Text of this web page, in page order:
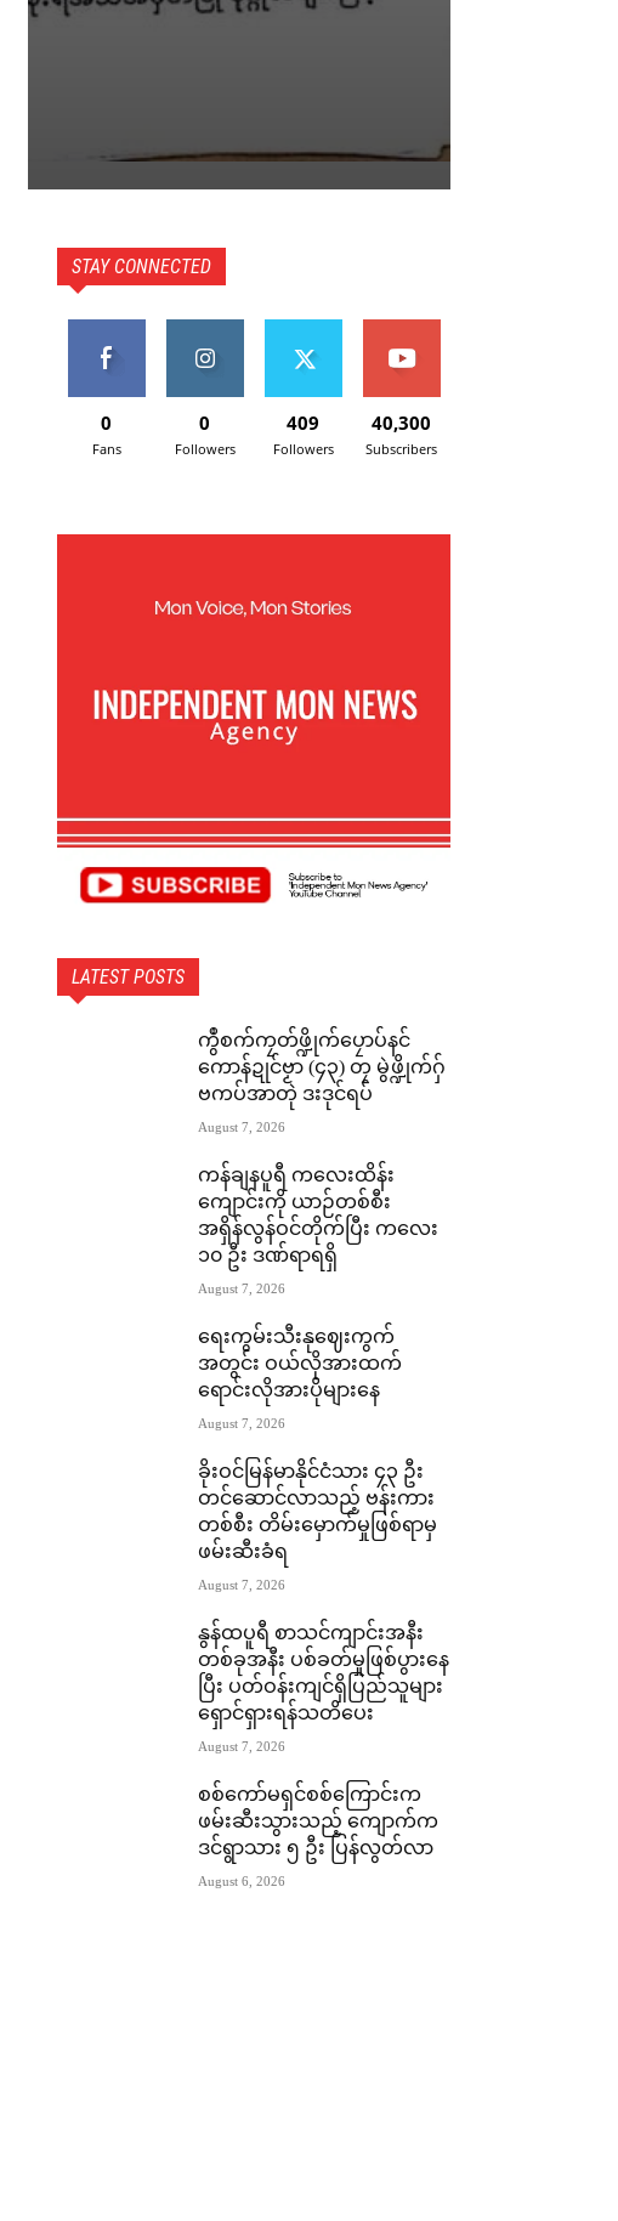
STAY CONNECTED
0
Fans
0
Followers
409
Followers
40,300
Subscribers
LATEST POSTS
ကွဳစက်ကၠတ်ဖ္ဍိုက်ပၠောပ်နင်
ကောန်ဍုင်ဗၟာ (၄၃) တၠ မွဲဖ္ဍိုက်ဂှ်
ဗကပ်အာတုဲ ဒးဒုင်ရပ်
August 7, 2026
ကန်ချနပူရီ ကလေးထိန်း
ကျောင်းကို ယာဉ်တစ်စီး
အရှိန်လွန်ဝင်တိုက်ပြီး ကလေး
၁၀ ဦး ဒဏ်ရာရရှိ
August 7, 2026
ရေးကွမ်းသီးနုဈေးကွက်
အတွင်း ဝယ်လိုအားထက်
ရောင်းလိုအားပိုများနေ
August 7, 2026
ခိုးဝင်မြန်မာနိုင်ငံသား ၄၃ ဦး
တင်ဆောင်လာသည့် ဗန်းကား
တစ်စီး တိမ်းမှောက်မှုဖြစ်ရာမှ
ဖမ်းဆီးခံရ
August 7, 2026
နွန်ထပူရီ စာသင်ကျာင်းအနီး
တစ်ခုအနီး ပစ်ခတ်မှုဖြစ်ပွားနေ
ပြီး ပတ်ဝန်းကျင်ရှိပြည်သူများ
ရှောင်ရှားရန်သတိပေး
August 7, 2026
စစ်ကော်မရှင်စစ်ကြောင်းက
ဖမ်းဆီးသွားသည့် ကျောက်က
ဒင်ရွာသား ၅ ဦး ပြန်လွတ်လာ
August 6, 2026